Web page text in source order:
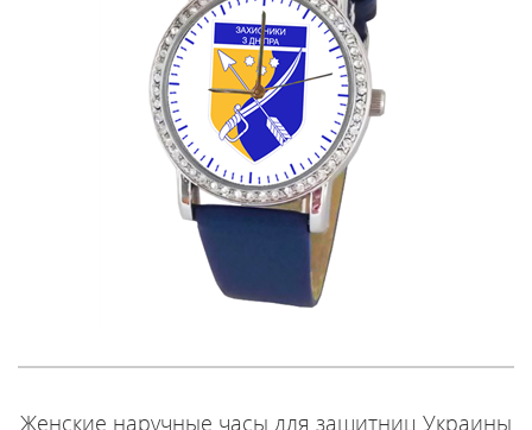
Женские наручные часы для защитниц Украины